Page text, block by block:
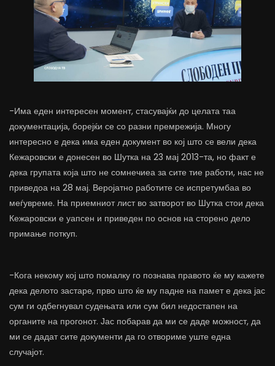
-Има еден интересен момент, стасувајќи до целата таа
документација, борејќи се со разни премрежија. Многу
интересно е дека има еден документ во кој што се вели дека
Кежаровски е донесен во Шутка на 23 мај 2013-та, но факт е
дека групата која што не сомнечиеа за сите тие работи, нас не
приведоа на 28 мај. Веројатно работите се испретумбаа во
меѓувреме. На приемниот лист во затворот во Шутка стои дека
Кежаровски е уапсен и приведен по основ на сторено дело
примање поткуп.
-Кога некому кој што помалку го познава правото ќе му кажете
дека делото застаре, прво што ќе му падне на памет е дека јас
сум ги одбегнувал судењата или сум бил недостапен на
органите на прогонот. Јас побарав да ми се даде можност, да
ми се дадат сите документи да го отвориме уште една
случајот.